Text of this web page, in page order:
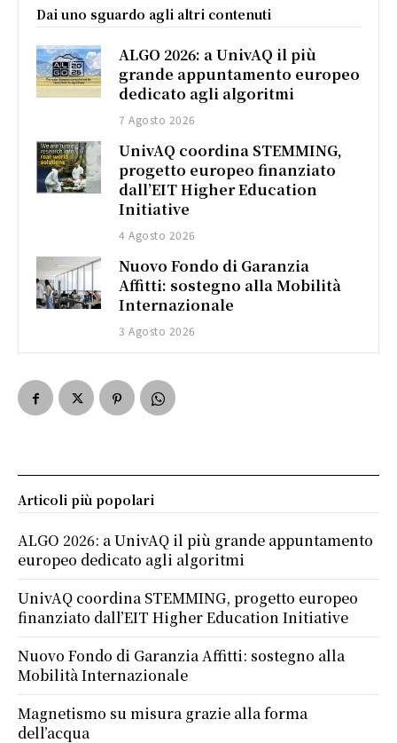
Dai uno sguardo agli altri contenuti
ALGO 2026: a UnivAQ il più
grande appuntamento europeo
dedicato agli algoritmi
7 Agosto 2026
UnivAQ coordina STEMMING,
progetto europeo finanziato
dall’EIT Higher Education
Initiative
4 Agosto 2026
Nuovo Fondo di Garanzia
Affitti: sostegno alla Mobilità
Internazionale
3 Agosto 2026
Articoli più popolari
ALGO 2026: a UnivAQ il più grande appuntamento
europeo dedicato agli algoritmi
UnivAQ coordina STEMMING, progetto europeo
finanziato dall’EIT Higher Education Initiative
Nuovo Fondo di Garanzia Affitti: sostegno alla
Mobilità Internazionale
Magnetismo su misura grazie alla forma
dell’acqua